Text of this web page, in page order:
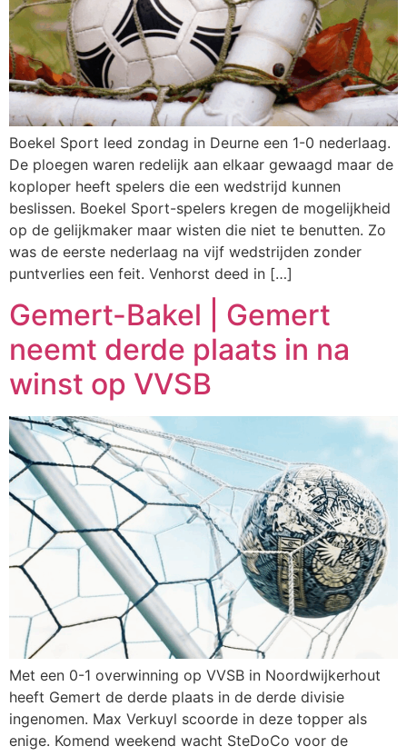
Boekel Sport leed zondag in Deurne een 1-0 nederlaag.
De ploegen waren redelijk aan elkaar gewaagd maar de
koploper heeft spelers die een wedstrijd kunnen
beslissen. Boekel Sport-spelers kregen de mogelijkheid
op de gelijkmaker maar wisten die niet te benutten. Zo
was de eerste nederlaag na vijf wedstrijden zonder
puntverlies een feit. Venhorst deed in […]
Gemert-Bakel | Gemert
neemt derde plaats in na
winst op VVSB
Met een 0-1 overwinning op VVSB in Noordwijkerhout
heeft Gemert de derde plaats in de derde divisie
ingenomen. Max Verkuyl scoorde in deze topper als
enige. Komend weekend wacht SteDoCo voor de